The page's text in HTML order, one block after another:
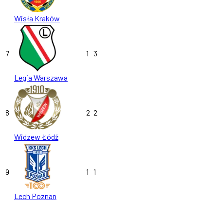
Wisła Kraków
7
Legia Warszawa
1 3
8
Widzew Łódź
2 2
9
Lech Poznan
1 1